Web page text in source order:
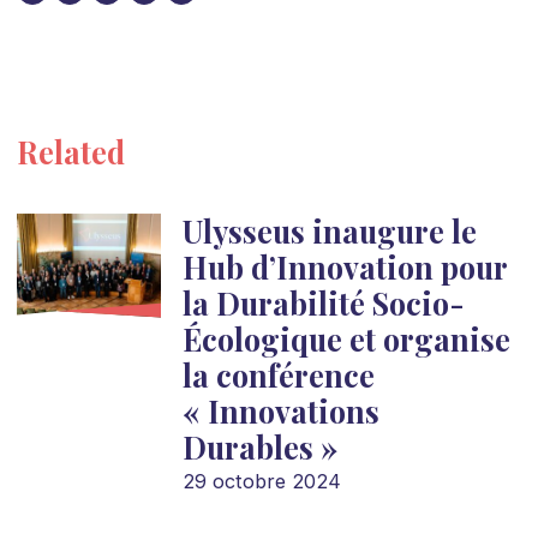
Related
Ulysseus inaugure le
Hub d’Innovation pour
la Durabilité Socio-
Écologique et organise
la conférence
« Innovations
Durables »
29 octobre 2024